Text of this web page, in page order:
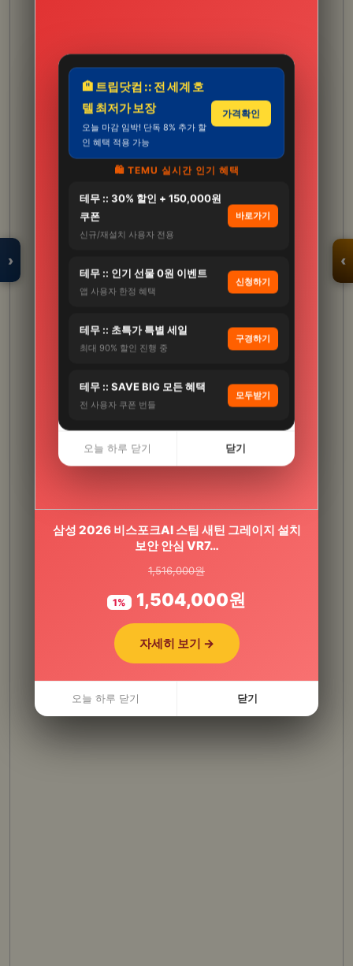
› ‹
🏨 트립닷컴 :: 전 세계 호
텔 최저가 보장
오늘 마감 임박! 단독 8% 추가 할
인 혜택 적용 가능
가격확인
🛍️ TEMU 실시간 인기 혜택
테무 :: 30% 할인 + 150,000원
쿠폰
신규/재설치 사용자 전용
바로가기
테무 :: 인기 선물 0원 이벤트
앱 사용자 한정 혜택
신청하기
테무 :: 초특가 특별 세일
최대 90% 할인 진행 중
구경하기
테무 :: SAVE BIG 모든 혜택
전 사용자 쿠폰 번들
모두받기
오늘 하루 닫기 닫기
세레비 멜라딥스 식물성 멜라토닌 감태추출물 L
트립토판 몽모랑시 타트…
29,000원
25% 21,800원
자세히 보기 →
오늘 하루 닫기 닫기
삼성 2026 비스포크AI 스팀 새틴 그레이지 설치
보안 안심 VR7…
1,516,000원
1% 1,504,000원
자세히 보기 →
오늘 하루 닫기 닫기